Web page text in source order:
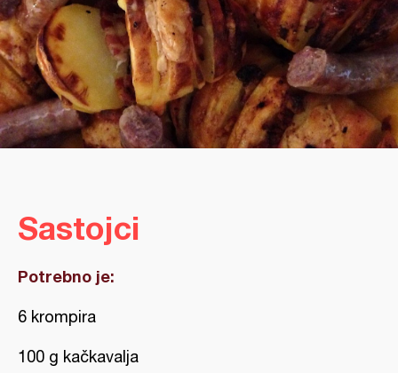
Sastojci
Potrebno je:
6 krompira
100 g kačkavalja